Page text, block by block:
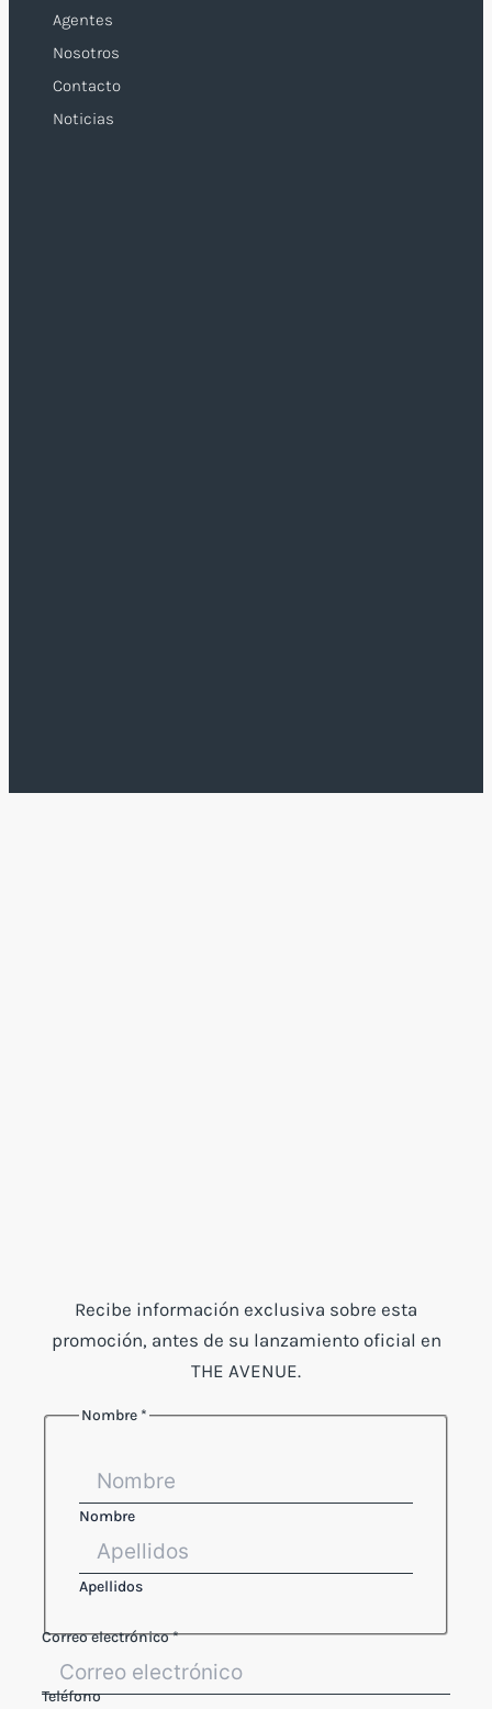
Agentes
Nosotros
Contacto
Noticias
Recibe información exclusiva sobre esta
promoción, antes de su lanzamiento oficial en
THE AVENUE.
Nombre *
Nombre
Apellidos
Correo electrónico*
Teléfono